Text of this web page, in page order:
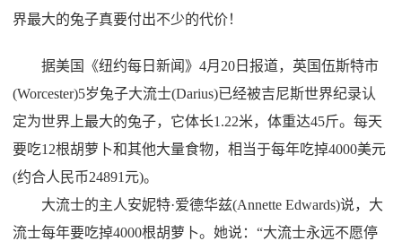
界最大的兔子真要付出不少的代价！
据美国《纽约每日新闻》4月20日报道，英国伍斯特市
(Worcester)5岁兔子大流士(Darius)已经被吉尼斯世界纪录认
定为世界上最大的兔子，它体长1.22米，体重达45斤。每天
要吃12根胡萝卜和其他大量食物，相当于每年吃掉4000美元
(约合人民币24891元)。
大流士的主人安妮特·爱德华兹(Annette Edwards)说，大
流士每年要吃掉4000根胡萝卜。她说：“大流士永远不愿停